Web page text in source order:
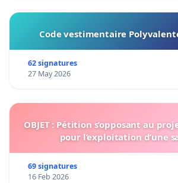
Code vestimentaire
62 signatures
27 May 2026
OBJET : Pétition s’opposant au
pour l’exploitation d’une
69 signatures
16 Feb 2026